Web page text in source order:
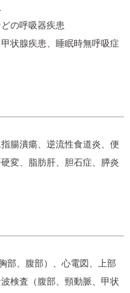
の呼吸器疾患
状腺疾患、睡眠時無呼吸症
腸潰瘍、逆流性食道炎、便
変、脂肪肝、胆石症、膵炎
部、腹部）、心電図、上部
検査（腹部、頸動脈、甲状